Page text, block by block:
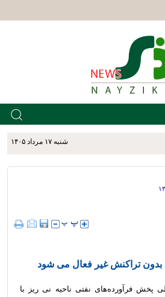
شنبه ۱۷ مرداد ۱۴۰۵
تراکنش غیر فعال می شود
پخش فرآورده‌های نفتی ناحیه نی ریز با